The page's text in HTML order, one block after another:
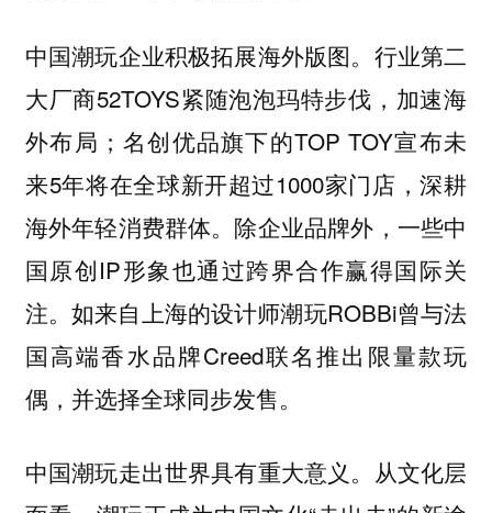
中国潮玩企业积极拓展海外版图。行业第二
大厂商52TOYS紧随泡泡玛特步伐，加速海
外布局；名创优品旗下的TOP TOY宣布未
来5年将在全球新开超过1000家门店，深耕
海外年轻消费群体。除企业品牌外，一些中
国原创IP形象也通过跨界合作赢得国际关
注。如来自上海的设计师潮玩ROBBi曾与法
国高端香水品牌Creed联名推出限量款玩
偶，并选择全球同步发售。
中国潮玩走出世界具有重大意义。从文化层